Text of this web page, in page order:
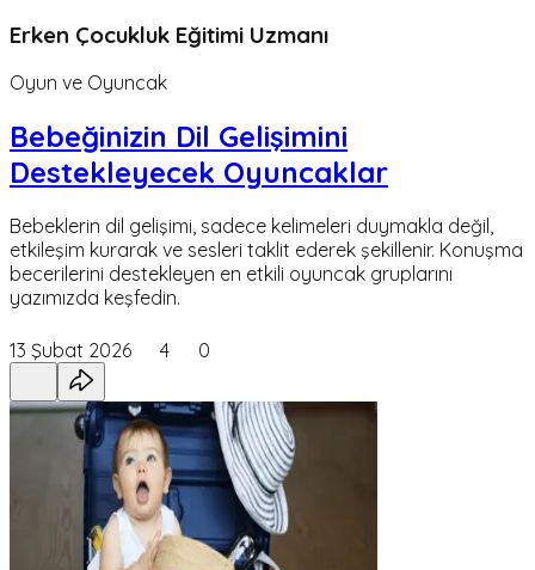
Erken Çocukluk Eğitimi Uzmanı
Oyun ve Oyuncak
Bebeğinizin Dil Gelişimini
Destekleyecek Oyuncaklar
Bebeklerin dil gelişimi, sadece kelimeleri duymakla değil,
etkileşim kurarak ve sesleri taklit ederek şekillenir. Konuşma
becerilerini destekleyen en etkili oyuncak gruplarını
yazımızda keşfedin.
13 Şubat 2026 4 0